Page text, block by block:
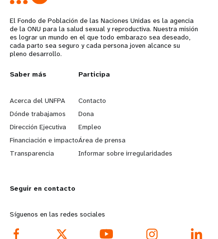
El Fondo de Población de las Naciones Unidas es la agencia
de la ONU para la salud sexual y reproductiva. Nuestra misión
es lograr un mundo en el que todo embarazo sea deseado,
cada parto sea seguro y cada persona joven alcance su
pleno desarrollo.
L
e
a
r
n
o
r
Saber más
Acerca del UNFPA
Dónde trabajamos
Dirección Ejecutiva
Financiación e impacto
Transparencia
G
o
b
e
y
d
Participa
Contacto
Dona
Empleo
Área de prensa
Informar sobre irregularidades
Seguir en contacto
Síguenos en las redes sociales